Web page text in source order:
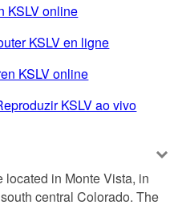
KSLV online
KSLV en ligne
KSLV online
KSLV ao vivo
located in Monte Vista, in
central Colorado. The